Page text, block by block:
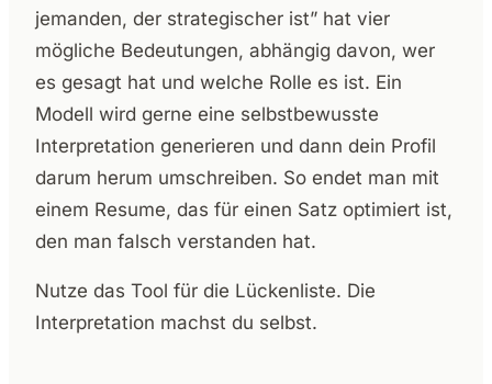
jemanden, der strategischer ist” hat vier
mögliche Bedeutungen, abhängig davon, wer
es gesagt hat und welche Rolle es ist. Ein
Modell wird gerne eine selbstbewusste
Interpretation generieren und dann dein Profil
darum herum umschreiben. So endet man mit
einem Resume, das für einen Satz optimiert ist,
den man falsch verstanden hat.
Nutze das Tool für die Lückenliste. Die
Interpretation machst du selbst.